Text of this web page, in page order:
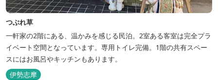
つぶれ草
一軒家の2階にある、温かみを感じる民泊。2室ある客室は完全プラ
イベート空間となっています。専用トイレ完備。1階の共有スペー
スにはお風呂やキッチンもあります。
伊勢志摩